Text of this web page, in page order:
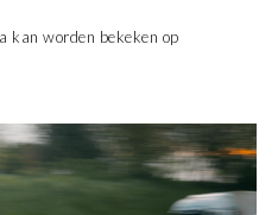
kan worden bekeken op